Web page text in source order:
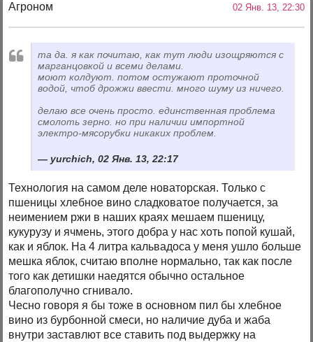
Агроном 02 Янв. 13, 22:30
та да. я как почитаю, как тут люди изощряются с
марганцовкой и всеми делами.
моют колдуют. потом остужают проточной
водой, чтоб дрожжи ввести. много шуму из ничего.
делаю все очень просто. единственная проблема
смолоть зерно. но при наличии импортной
электро-мясорубки никаких проблем.
yurchich, 02 Янв. 13, 22:17
Технология на самом деле новаторская. Только с
пшеницы хлебное вино сладковатое получается, за
неимением ржи в наших краях мешаем пшеницу,
кукурузу и ячмень, этого добра у нас хоть попой кушай,
как и яблок. На 4 литра кальвадоса у меня ушло больше
мешка яблок, считаю вполне нормально, так как после
того как детишки наедятся обычно остальное
благополучно сгнивало.
Чесно говоря я бы тоже в основном пил бы хлебное
вино из бурбонной смеси, но наличие дуба и жаба
внутри заставлют все ставить под выдержку на